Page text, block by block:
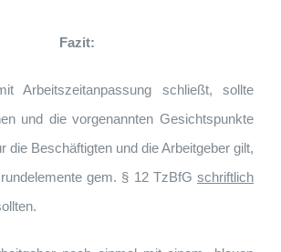
Fazit:
Arbeitszeitanpassung schließt, sollte
und die vorgenannten Gesichtspunkte
die Beschäftigten und die Arbeitgeber gilt,
gem. § 12 TzBfGschriftlich